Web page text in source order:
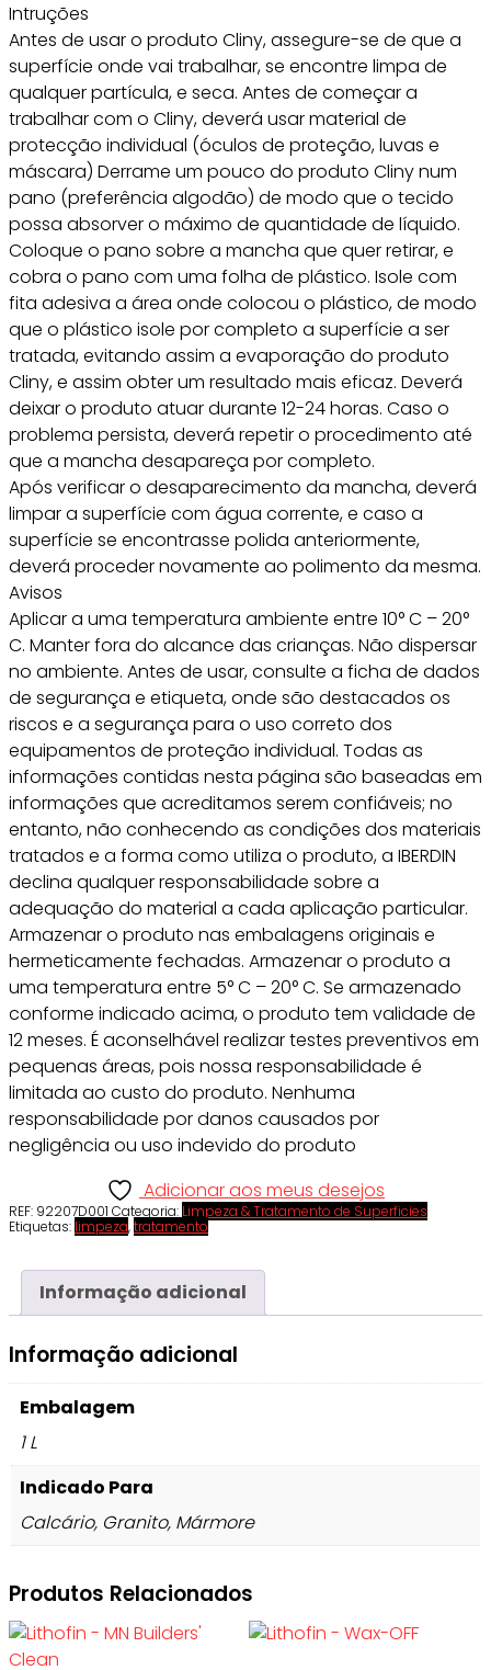
Intruções
Antes de usar o produto Cliny, assegure-se de que a
superfície onde vai trabalhar, se encontre limpa de
qualquer partícula, e seca. Antes de começar a
trabalhar com o Cliny, deverá usar material de
protecção individual (óculos de proteção, luvas e
máscara) Derrame um pouco do produto Cliny num
pano (preferência algodão) de modo que o tecido
possa absorver o máximo de quantidade de líquido.
Coloque o pano sobre a mancha que quer retirar, e
cobra o pano com uma folha de plástico. Isole com
fita adesiva a área onde colocou o plástico, de modo
que o plástico isole por completo a superfície a ser
tratada, evitando assim a evaporação do produto
Cliny, e assim obter um resultado mais eficaz. Deverá
deixar o produto atuar durante 12-24 horas. Caso o
problema persista, deverá repetir o procedimento até
que a mancha desapareça por completo.
Após verificar o desaparecimento da mancha, deverá
limpar a superfície com água corrente, e caso a
superfície se encontrasse polida anteriormente,
deverá proceder novamente ao polimento da mesma.
Avisos
Aplicar a uma temperatura ambiente entre 10° C – 20°
C. Manter fora do alcance das crianças. Não dispersar
no ambiente. Antes de usar, consulte a ficha de dados
de segurança e etiqueta, onde são destacados os
riscos e a segurança para o uso correto dos
equipamentos de proteção individual. Todas as
informações contidas nesta página são baseadas em
informações que acreditamos serem confiáveis; no
entanto, não conhecendo as condições dos materiais
tratados e a forma como utiliza o produto, a IBERDIN
declina qualquer responsabilidade sobre a
adequação do material a cada aplicação particular.
Armazenar o produto nas embalagens originais e
hermeticamente fechadas. Armazenar o produto a
uma temperatura entre 5° C – 20° C. Se armazenado
conforme indicado acima, o produto tem validade de
12 meses. É aconselhável realizar testes preventivos em
pequenas áreas, pois nossa responsabilidade é
limitada ao custo do produto. Nenhuma
responsabilidade por danos causados por
negligência ou uso indevido do produto
Adicionar aos meus desejos
REF: 92207D001 Categoria: Limpeza & Tratamento de Superficies
Etiquetas: limpeza,tratamento
Informação adicional
Informação adicional
Embalagem
1 L
Indicado Para
Calcário, Granito, Mármore
Produtos Relacionados